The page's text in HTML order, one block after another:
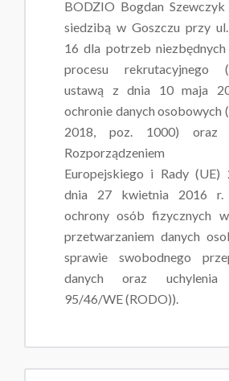
BODZIO Bogdan
siedzibą w Goszczu przy
16 dla potrzeb
procesu rekrutacyjnego
ustawą z dnia 10 maja
ochronie danych osobowych
2018, poz. 1000) oraz
Rozporządzeniem
Europejskiego i Rady (UE)
dnia 27 kwietnia 2016 r.
ochrony osób fizycznych
przetwarzaniem danych
sprawie swobodnego
danych oraz uchylenia
95/46/WE (RODO)).